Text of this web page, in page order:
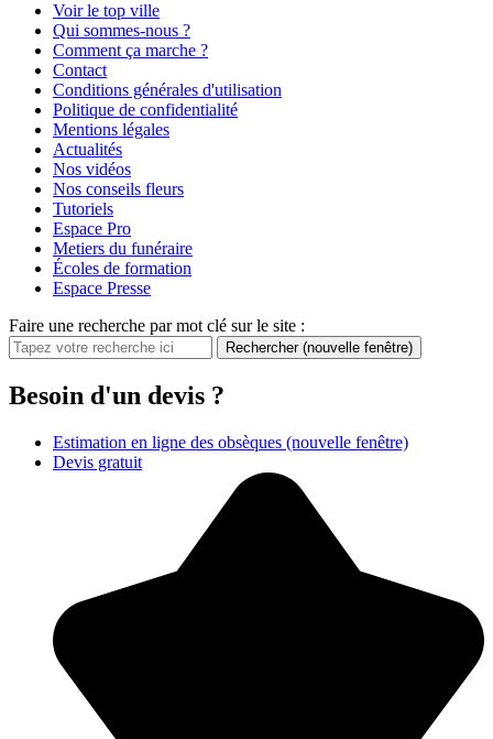
Voir le top ville
Qui sommes-nous ?
Comment ça marche ?
Contact
Conditions générales d'utilisation
Politique de confidentialité
Mentions légales
Actualités
Nos vidéos
Nos conseils fleurs
Tutoriels
Espace Pro
Metiers du funéraire
Écoles de formation
Espace Presse
Faire une recherche par mot clé sur le site :
Rechercher (nouvelle fenêtre)
Besoin d'un devis ?
Estimation en ligne des obsèques (nouvelle fenêtre)
Devis gratuit